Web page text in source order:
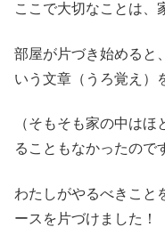
ここで大切なことは、
部屋が片づき始めると
いう文章（うろ覚え）
（そもそも家の中は
ることもなかったので
わたしがやるべきこと
ースを片づけました！